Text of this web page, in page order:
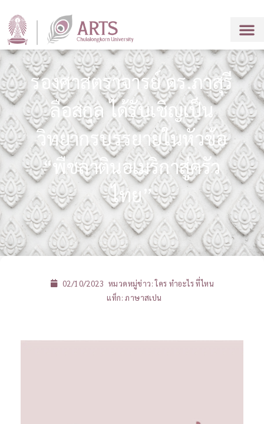
รองศาสตราจารย์ ดร.ภาสุรี
ลือสกุล ได้รับเชิญเป็น
วิทยากรบรรยายในหัวข้อ
“พืชลาตินอเมริกาสู่ครัว
ไทย”
02/10/2023 หมวดหมู่ข่าว:ใคร ทำอะไร ที่ไหน
แท็ก: ภาษาสเปน